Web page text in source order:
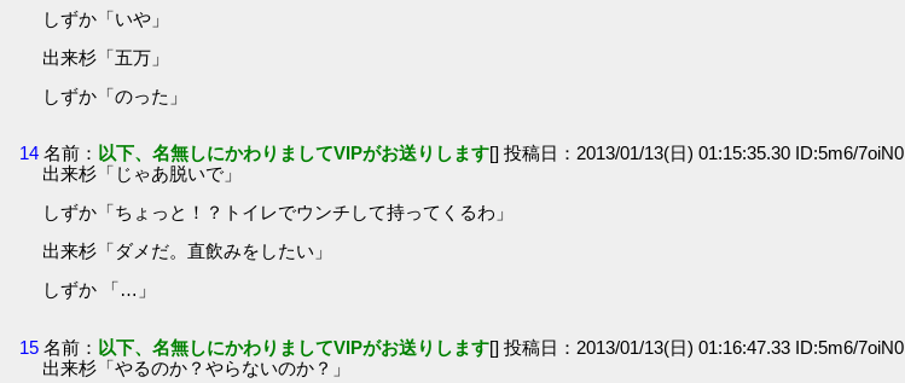
しずか「いや」
出来杉「五万」
しずか「のった」
14 名前： 以下、名無しにかわりましてVIPがお送りします[] 投稿日：2013/01/13(日) 01:15:35.30 ID:5m6/7oiN0
出来杉「じゃあ脱いで」
しずか「ちょっと！？トイレでウンチして持ってくるわ」
出来杉「ダメだ。直飲みをしたい」
しずか 「…」
15 名前： 以下、名無しにかわりましてVIPがお送りします[] 投稿日：2013/01/13(日) 01:16:47.33 ID:5m6/7oiN0
出来杉「やるのか？やらないのか？」